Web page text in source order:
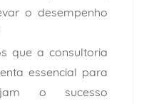
o desempenho
que a consultoria
essencial para
o sucesso